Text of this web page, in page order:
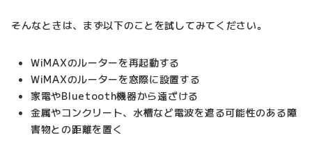
そんなときは、まず以下のことを試してみてください。
WiMAXのルーターを再起動する
WiMAXのルーターを窓際に設置する
家電やBluetooth機器から遠ざける
金属やコンクリート、水槽など電波を遮る可能性のある障
害物との距離を置く